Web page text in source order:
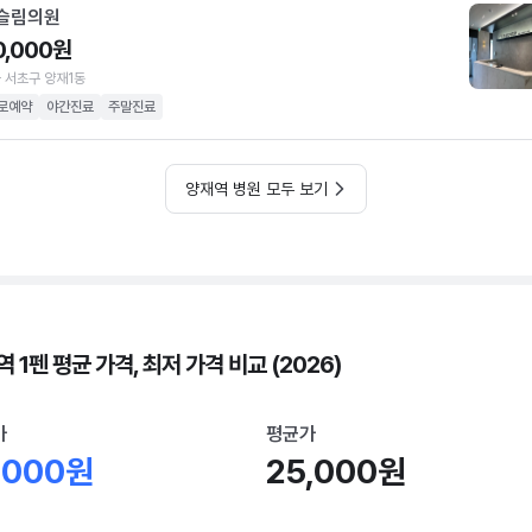
림의원
원
서초구 양재1동
예약
야간진료 주말진료
양재역 병원 모두 보기
1펜 평균 가격, 최저 가격 비교 (2026)
원
평균가
25,000원